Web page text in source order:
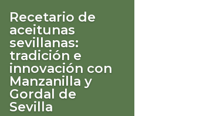
Recetario de
aceitunas
sevillanas:
tradición e
innovación con
Manzanilla y
Gordal de
Sevilla